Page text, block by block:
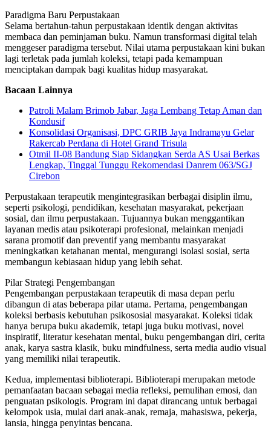
Paradigma Baru Perpustakaan
Selama bertahun-tahun perpustakaan identik dengan aktivitas
membaca dan peminjaman buku. Namun transformasi digital telah
menggeser paradigma tersebut. Nilai utama perpustakaan kini bukan
lagi terletak pada jumlah koleksi, tetapi pada kemampuan
menciptakan dampak bagi kualitas hidup masyarakat.
Bacaan Lainnya
Patroli Malam Brimob Jabar, Jaga Lembang Tetap Aman dan
Kondusif
Konsolidasi Organisasi, DPC GRIB Jaya Indramayu Gelar
Rakercab Perdana di Hotel Grand Trisula
Otmil II-08 Bandung Siap Sidangkan Serda AS Usai Berkas
Lengkap, Tinggal Tunggu Rekomendasi Danrem 063/SGJ
Cirebon
Perpustakaan terapeutik mengintegrasikan berbagai disiplin ilmu,
seperti psikologi, pendidikan, kesehatan masyarakat, pekerjaan
sosial, dan ilmu perpustakaan. Tujuannya bukan menggantikan
layanan medis atau psikoterapi profesional, melainkan menjadi
sarana promotif dan preventif yang membantu masyarakat
meningkatkan ketahanan mental, mengurangi isolasi sosial, serta
membangun kebiasaan hidup yang lebih sehat.
Pilar Strategi Pengembangan
Pengembangan perpustakaan terapeutik di masa depan perlu
dibangun di atas beberapa pilar utama. Pertama, pengembangan
koleksi berbasis kebutuhan psikososial masyarakat. Koleksi tidak
hanya berupa buku akademik, tetapi juga buku motivasi, novel
inspiratif, literatur kesehatan mental, buku pengembangan diri, cerita
anak, karya sastra klasik, buku mindfulness, serta media audio visual
yang memiliki nilai terapeutik.
Kedua, implementasi biblioterapi. Biblioterapi merupakan metode
pemanfaatan bacaan sebagai media refleksi, pemulihan emosi, dan
penguatan psikologis. Program ini dapat dirancang untuk berbagai
kelompok usia, mulai dari anak-anak, remaja, mahasiswa, pekerja,
lansia, hingga penyintas bencana.